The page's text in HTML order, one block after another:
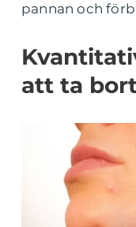
pannan och
att ta